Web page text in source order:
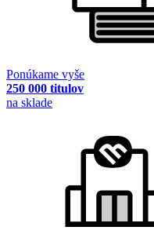
Ponúkame vyše
250 000 titulov
na sklade